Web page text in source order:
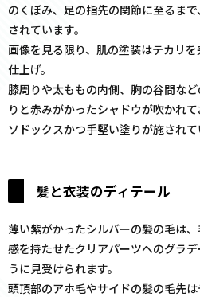
のくぼみ、足の指先の関節に至るま
されています。
画像を見る限り、肌の塗装はテカリ
仕上げ。
膝周りや太ももの内側、胸の谷間な
りと赤みがかったシャドウが吹かれ
ソドックスかつ手堅い塗りが施されて
髪と衣装のディテール
薄い紫がかったシルバーの髪の毛は
感を持たせたクリアパーツへのグラ
うに見受けられます。
頭頂部のアホ毛やサイドの髪の毛先